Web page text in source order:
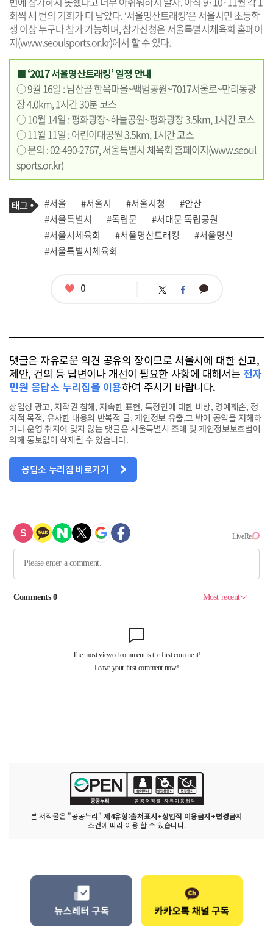
회씩 세 번의 기회가 더 남았다. ‘서울명산트래킹’은 서울시민 초등학
생 이상 누구나 참가 가능하며, 참가신청은 서울특별시체육회 홈페이
지(www.seoulsports.or.kr)에서 할 수 있다.
■ ‘2017 서울명산트래킹’ 일정 안내
○ 9월 16일 : 남산골 한옥마을~백범공원~7017서울로~만리동광
장 4.0km, 1시간 30분 코스
○ 10월 14일 : 평화광장~하늘공원~평화광장 3.5km, 1시간 코스
○ 11월 11일 : 어린이대공원 3.5km, 1시간 코스
○ 문의 : 02-490-2767, 서울특별시 체육회 홈페이지(www.seoul
sports.or.kr)
기
사
관
련
태
그
태
그
#서울 #서울시 #서울시청
#안산
#서울특별시
#독립문
#서대문 독립공원
#서울시체육회
#서울명산트래킹
#서울명산
#서울특별시체육회
좋
0 트 페 카
댓글은 자유로운 의견 공유의 장이므로 서울시에 대한 신고,
제안, 건의 등 답변이나 개선이 필요한 사항에 대해서는 전자
민원 응답소 누리집을 이용하여 주시기 바랍니다.
상업성 광고, 저작권 침해, 저속한 표현, 특정인에 대한 비방, 명예훼손, 정
치적 목적, 유사한 내용의 반복적 글, 개인정보 유출,그 밖에 공익을 저해하
거나 운영 취지에 맞지 않는 댓글은 서울특별시 조례 및 개인정보보호법에
의해 통보없이 삭제될 수 있습니다.
응답소 누리집 바로가기
본 저작물은 "공공누리" 제4유형:출처표시+상업적 이용금지+변경금지
조건에 따라 이용 할 수 있습니다.